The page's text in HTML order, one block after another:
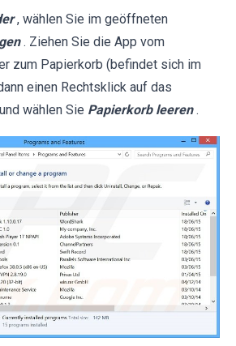
, wählen Sie im geöffneten
. Ziehen Sie die App vom
zum Papierkorb (befindet sich im
einen Rechtsklick auf das
wählen Sie Papierkorb leeren .